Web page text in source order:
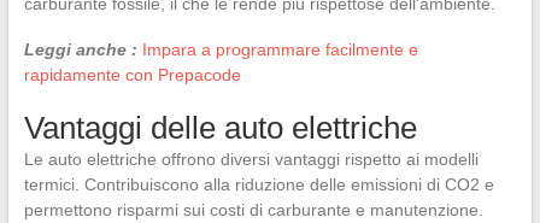
Leggi anche : Impara a programmare facilmente e
rapidamente con Prepacode
Vantaggi delle auto elettriche
Le auto elettriche offrono diversi vantaggi rispetto ai modelli
termici. Contribuiscono alla riduzione delle emissioni di CO2 e
permettono risparmi sui costi di carburante e manutenzione.